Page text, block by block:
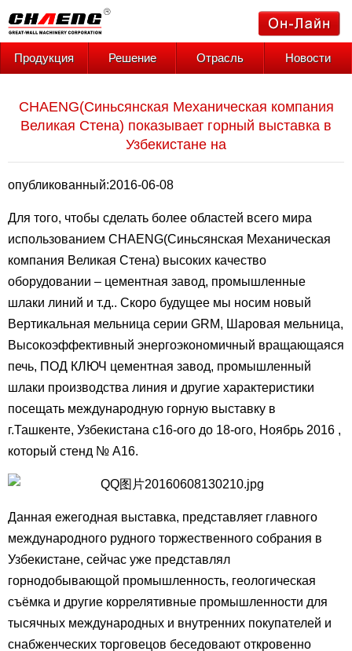
Продукция Решение Отрасль Новости
CHAENG(Синьсянская Механическая компания
Великая Стена) показывает горный выставка в
Узбекистане на
опубликованный:2016-06-08
Для того, чтобы сделать более областей всего мира
использованием CHAENG(Синьсянская Механическая
компания Великая Стена) высоких качество
оборудовании – цементная завод, промышленные
шлаки линий и т.д.. Скоро будущее мы носим новый
Вертикальная мельница серии GRM, Шаровая мельница,
Высокоэффективный энергоэкономичный вращающаяся
печь, ПОД КЛЮЧ цементная завод, промышленный
шлаки производства линия и другие характеристики
посещать международную горную выставку в
г.Ташкенте, Узбекистана с16-ого до 18-ого, Ноябрь 2016 ,
который стенд № A16.
Данная ежегодная выставка, представляет главного
международного рудного торжественного собрания в
Узбекистане, сейчас уже представлял
горнодобывающой промышленность, геологическая
съёмка и другие коррелятивные промышленности для
тысячных международных и внутренних покупателей и
снабженческих торговецов беседовают откровенно